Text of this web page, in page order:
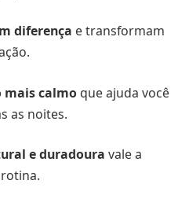
diferença e transformam
mais calmo que ajuda você
as noites.
e duradoura vale a